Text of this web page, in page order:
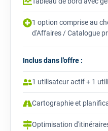
1 option comprise au
d'Affaires / Catalogue
Inclus dans l'offre :
1 utilisateur actif + 1
Cartographie et
Optimisation